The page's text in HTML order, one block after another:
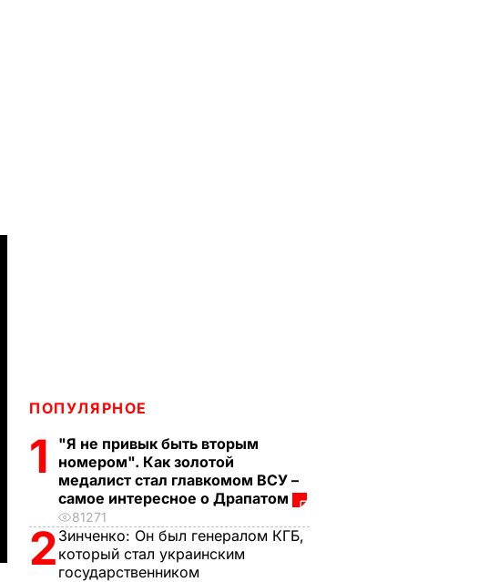
ПОПУЛЯРНОЕ
1
"Я не привык быть вторым
номером". Как золотой
медалист стал главкомом ВСУ –
самое интересное о Драпатом
81271
2 Зинченко: Он был генералом КГБ,
который стал украинским
государственником